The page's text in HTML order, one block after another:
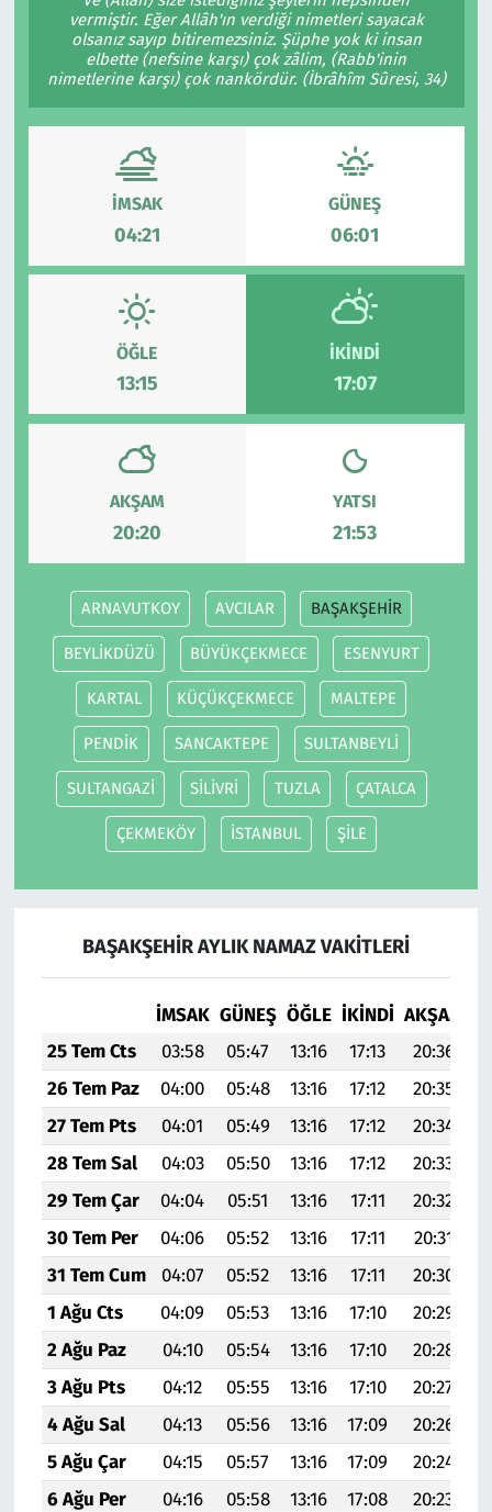
vermiştir. Eğer Allâh'ın verdiği nimetleri sayacak
olsanız sayıp bitiremezsiniz. Şüphe yok ki insan
elbette (nefsine karşı) çok zâlim, (Rabb'inin
nimetlerine karşı) çok nankördür. (İbrâhîm Sûresi, 34)
İMSAK
04:21
GÜNEŞ
06:01
ÖĞLE
13:15
İKINDI
17:07
AKŞAM
20:20
YATSI
21:53
ARNAVUTKOY AVCILAR BAŞAKŞEHİR
BEYLİKDÜZÜ BÜYÜKÇEKMECE ESENYURT
KARTAL KÜÇÜKÇEKMECE MALTEPE
PENDİK SANCAKTEPE SULTANBEYLİ
SULTANGAZİ SİLİVRİ TUZLA ÇATALCA
ÇEKMEKÖY İSTANBUL ŞİLE
BAŞAKŞEHİR AYLIK NAMAZ VAKITLERI
İMSAK GÜNEŞ ÖĞLE İKINDI AKŞAM
25 Tem Cts
03:58 05:47 13:16 17:13 20:36
26 Tem Paz
04:00 05:48 13:16 17:12 20:35
27 Tem Pts
04:01 05:49 13:16 17:12 20:34
28 Tem Sal
04:03 05:50 13:16 17:12 20:33
29 Tem Çar
04:04 05:51 13:16 17:11 20:32
30 Tem Per
04:06 05:52 13:16 17:11 20:31
31 Tem Cum
04:07 05:52 13:16 17:11 20:30
1 Ağu Cts
04:09 05:53 13:16 17:10 20:29
2 Ağu Paz
04:10 05:54 13:16 17:10 20:28
3 Ağu Pts
04:12 05:55 13:16 17:10 20:27
4 Ağu Sal
04:13 05:56 13:16 17:09 20:26
5 Ağu Çar
04:15 05:57 13:16 17:09 20:24
6 Ağu Per
04:16 05:58 13:16 17:08 20:23
Çevre & Doğa